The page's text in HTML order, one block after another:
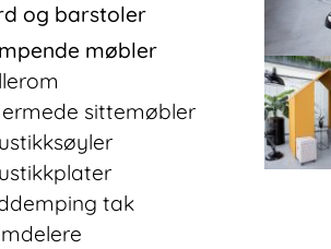
og barstoler
møbler
sittemøbler
tak